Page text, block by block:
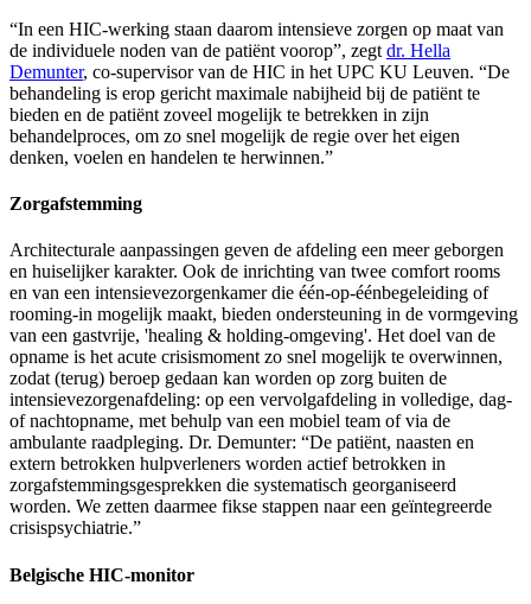
“In een HIC-werking staan daarom intensieve zorgen op maat van
de individuele noden van de patiënt voorop”, zegt dr. Hella
Demunter, co-supervisor van de HIC in het UPC KU Leuven. “De
behandeling is erop gericht maximale nabijheid bij de patiënt te
bieden en de patiënt zoveel mogelijk te betrekken in zijn
behandelproces, om zo snel mogelijk de regie over het eigen
denken, voelen en handelen te herwinnen.”
Zorgafstemming
Architecturale aanpassingen geven de afdeling een meer geborgen
en huiselijker karakter. Ook de inrichting van twee comfort rooms
en van een intensievezorgenkamer die één-op-éénbegeleiding of
rooming-in mogelijk maakt, bieden ondersteuning in de vormgeving
van een gastvrije, 'healing & holding-omgeving'. Het doel van de
opname is het acute crisismoment zo snel mogelijk te overwinnen,
zodat (terug) beroep gedaan kan worden op zorg buiten de
intensievezorgenafdeling: op een vervolgafdeling in volledige, dag-
of nachtopname, met behulp van een mobiel team of via de
ambulante raadpleging. Dr. Demunter: “De patiënt, naasten en
extern betrokken hulpverleners worden actief betrokken in
zorgafstemmingsgesprekken die systematisch georganiseerd
worden. We zetten daarmee fikse stappen naar een geïntegreerde
crisispsychiatrie.”
Belgische HIC-monitor